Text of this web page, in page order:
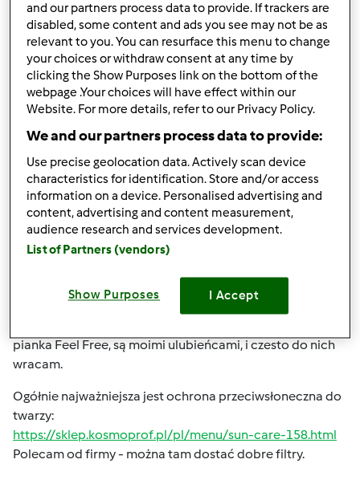
2 | Ostatni wpis
Szybka odpowiedź
zdrowitka Dołączył : 15.05.2017
pon., 09/30/2024 - 10:30
Cera tłusta, dojrzała, wrażliwa. Rano: pianka Feel Free,
Duetus, tonik Isana lub Vianek, serum Ziaja lub Duetus,
krem Duetus lub Lirene. Balsam do ciałą Selvert. Dużo
pianka Feel Free, są moimi ulubieńcami, i czesto do nich
wracam.
Ogółnie najważniejsza jest ochrona przeciwsłoneczna do
twarzy:
https://sklep.kosmoprof.pl/pl/menu/sun-care-158.html
Polecam od firmy - można tam dostać dobre filtry.
and our partners process data to provide. If trackers are
disabled, some content and ads you see may not be as
relevant to you. You can resurface this menu to change
your choices or withdraw consent at any time by
clicking the Show Purposes link on the bottom of the
webpage .Your choices will have effect within our
Website. For more details, refer to our Privacy Policy.
We and our partners process data to provide:
Use precise geolocation data. Actively scan device
characteristics for identification. Store and/or access
information on a device. Personalised advertising and
content, advertising and content measurement,
audience research and services development.
List of Partners (vendors)
Show Purposes I Accept